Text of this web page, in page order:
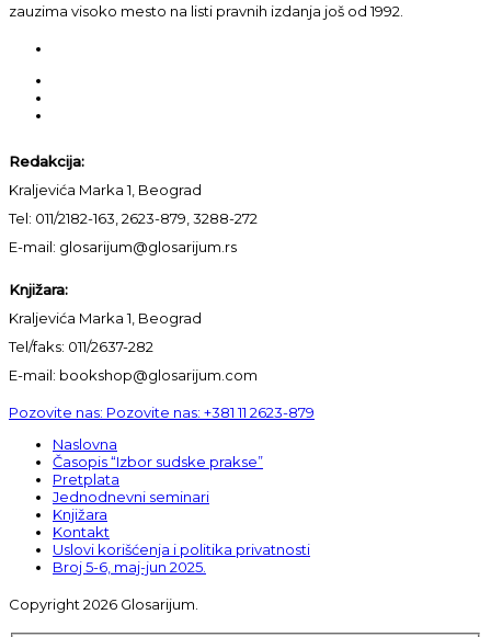
zauzima visoko mesto na listi pravnih izdanja još od 1992.
Redakcija:
Kraljevića Marka 1, Beograd
Tel: 011/2182-163, 2623-879, 3288-272
E-mail: glosarijum@glosarijum.rs
Knjižara:
Kraljevića Marka 1, Beograd
Tel/faks: 011/2637-282
E-mail: bookshop@glosarijum.com
Pozovite nas: Pozovite nas: +381 11 2623-879
Naslovna
Časopis “Izbor sudske prakse”
Pretplata
Jednodnevni seminari
Knjižara
Kontakt
Uslovi korišćenja i politika privatnosti
Broj 5-6, maj-jun 2025.
Copyright 2026 Glosarijum.